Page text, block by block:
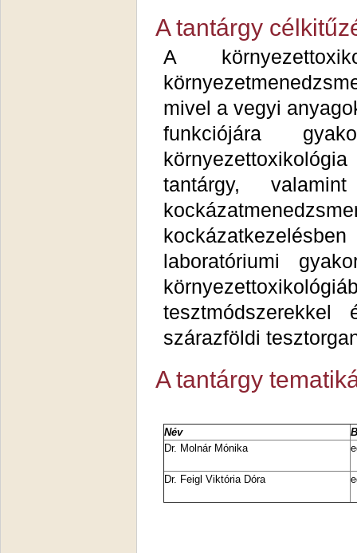
A tantárgy
A
mivel a vegyi
funkciójára
tantárgy,
laboratóriumi
szárazföldi
A tantárgy
Név
Dr. Molnár Mónika
Dr. Feigl Viktória Dóra